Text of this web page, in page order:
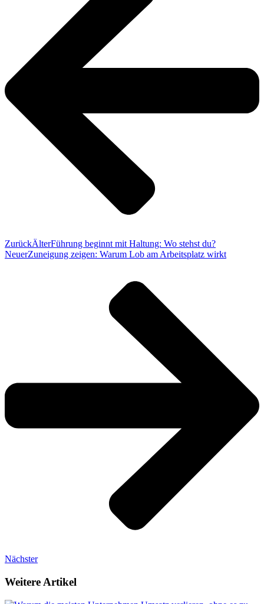
ZurückÄlterFührung beginnt mit Haltung: Wo stehst du?
NeuerZuneigung zeigen: Warum Lob am Arbeitsplatz wirkt
Nächster
Weitere Artikel